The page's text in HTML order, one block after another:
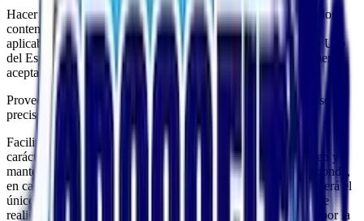
Hacer un uso adecuado y lícito del Espacio Web así como de los
contenidos y servicios, de conformidad con: (i) la legislación
aplicable en cada momento; (ii) las Condiciones Generales de Uso
del Espacio Web; (iii) la moral y buenas costumbres generalmente
aceptadas y (iv) el orden público.
Proveerse de todos los medios y requerimientos técnicos que se
precisen para acceder al Espacio Web.
Facilitar información veraz al cumplimentar con sus datos de
carácter personal los formularios contenidos en el Espacio Web y a
mantenerlos actualizados en todo momento de forma que responda,
en cada momento, a la situación real del Usuario. El Usuario será el
único responsable de las manifestaciones falsas o inexactas que
realice y de los perjuicios que cause a la empresa o a terceros por la